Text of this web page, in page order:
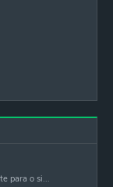
para o si...